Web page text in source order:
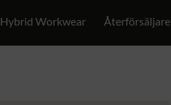
Hybrid Workwear Återförsäljare